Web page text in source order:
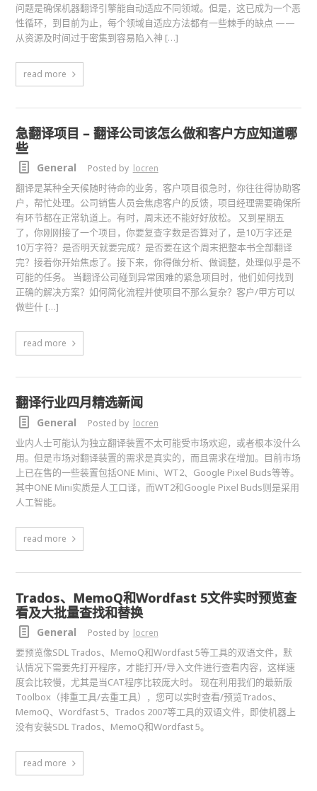
问题是确保机器翻译引擎能自动适应不同领域。但是，这已成为一个恶
性循环，到目前为止，每个领域自适应方法都有一些棘手的缺点 ——
从资源及时间过于密集到容易陷入神 […]
read more
急翻译项目 – 翻译公司该怎么做和客户方应知道哪
些
General Posted by locren
翻译是某种全天候随时待命的业务，客户项目很急时，你往往得协助客
户，帮忙处理。公司销售人员会焦虑客户的反馈，项目经理需要确保所
有环节都在正常轨道上。有时，周末还不能好好放松。 又到星期五
了，你刚刚接了一个项目，你要复查字数是否算对了，是10万字还是
10万字符？是否明天就要完成？是否要在这个周末把整本书全部翻译
完？接着你开始焦虑了。接下来，你得做分析、做调整，处理似乎是不
可能的任务。 当翻译公司碰到异常困难的紧急项目时，他们如何找到
正确的解决方案？如何简化流程并使项目不那么复杂？客户/甲方可以
做些什 […]
read more
翻译行业四月精选新闻
General Posted by locren
业内人士可能认为独立翻译装置不太可能受市场欢迎，或者根本没什么
用。但是市场对翻译装置的需求是真实的，而且需求在增加。目前市场
上已在售的一些装置包括ONE Mini、WT2、Google Pixel Buds等等。
其中ONE Mini实质是人工口译，而WT2和Google Pixel Buds则是采用
人工智能。
read more
Trados、MemoQ和Wordfast 5文件实时预览查
看及大批量查找和替换
General Posted by locren
要预览像SDL Trados、MemoQ和Wordfast 5等工具的双语文件，默
认情况下需要先打开程序，才能打开/导入文件进行查看内容，这样速
度会比较慢，尤其是当CAT程序比较庞大时。 现在利用我们的最新版
Toolbox（排重工具/去重工具），您可以实时查看/预览Trados、
MemoQ、Wordfast 5、Trados 2007等工具的双语文件，即使机器上
没有安装SDL Trados、MemoQ和Wordfast 5。
read more